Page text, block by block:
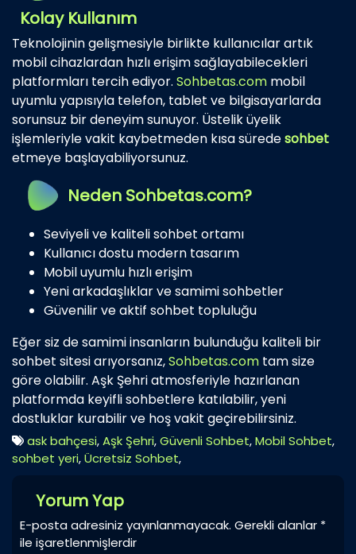
Kolay Kullanım
Teknolojinin gelişmesiyle birlikte kullanıcılar artık
mobil cihazlardan hızlı erişim sağlayabilecekleri
platformları tercih ediyor. Sohbetas.com mobil
uyumlu yapısıyla telefon, tablet ve bilgisayarlarda
sorunsuz bir deneyim sunuyor. Üstelik üyelik
işlemleriyle vakit kaybetmeden kısa süredesohbet
etmeye başlayabiliyorsunuz.
Neden Sohbetas.com?
Seviyeli ve kaliteli sohbet ortamı
Kullanıcı dostu modern tasarım
Mobil uyumlu hızlı erişim
Yeni arkadaşlıklar ve samimi sohbetler
Güvenilir ve aktif sohbet topluluğu
Eğer siz de samimi insanların bulunduğu kaliteli bir
sohbet sitesi arıyorsanız,Sohbetas.com tam size
göre olabilir. Aşk Şehri atmosferiyle hazırlanan
platformda keyifli sohbetlere katılabilir, yeni
dostluklar kurabilir ve hoş vakit geçirebilirsiniz.
ask bahçesi,Aşk Şehri,Güvenli Sohbet,Mobil Sohbet,
sohbet yeri,Ücretsiz Sohbet,
Yorum Yap
E-posta adresiniz yayınlanmayacak. Gerekli alanlar *
ile işaretlenmişlerdir